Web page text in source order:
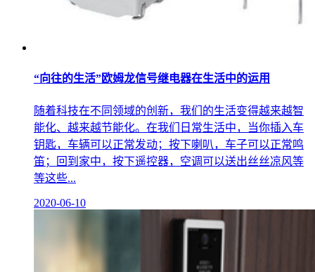
“向往的生活”欧姆龙信号继电器在生活中的运用
随着科技在不同领域的创新，我们的生活变得越来越智
能化、越来越节能化。在我们日常生活中，当你插入车
钥匙，车辆可以正常发动；按下喇叭，车子可以正常鸣
笛；回到家中，按下遥控器，空调可以送出丝丝凉风等
等这些...
2020-06-10